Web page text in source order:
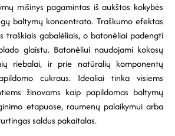
mišinys pagamintas iš aukštos kokybės
baltymų koncentrato. Traškumo efektas
traškiais gabalėliais, o batonėliai padengti
glaistu. Batonėliui naudojami kokosų
riebalai, ir prie natūralių komponentų
cukraus. Idealiai tinka visiems
žinovams kaip papildomas baltymų
etapuose, raumenų palaikymui arba
saldus pakaitalas.